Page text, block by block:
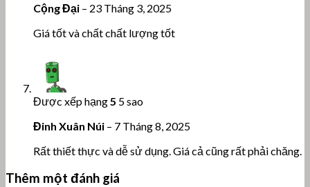
Cộng Đại – 23 Tháng 3, 2025
Giá tốt và chất chất lượng tốt
Được xếp hạng 5 5 sao
Đinh Xuân Núi – 7 Tháng 8, 2025
Rất thiết thực và dễ sử dụng. Giá cả cũng rất phải chăng.
Thêm một đánh giá